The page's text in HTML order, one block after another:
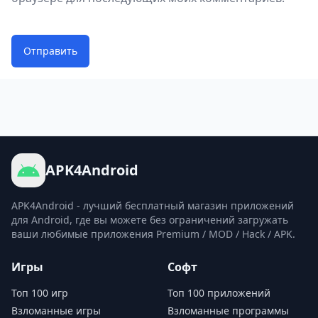
Отправить
APK4Android
APK4Android - лучший бесплатный магазин приложений
для Android, где вы можете без ограничений загружать
ваши любимые приложения Premium / MOD / Hack / APK.
Игры
Топ 100 игр
Взломанные игры
Софт
Топ 100 приложений
Взломанные программы